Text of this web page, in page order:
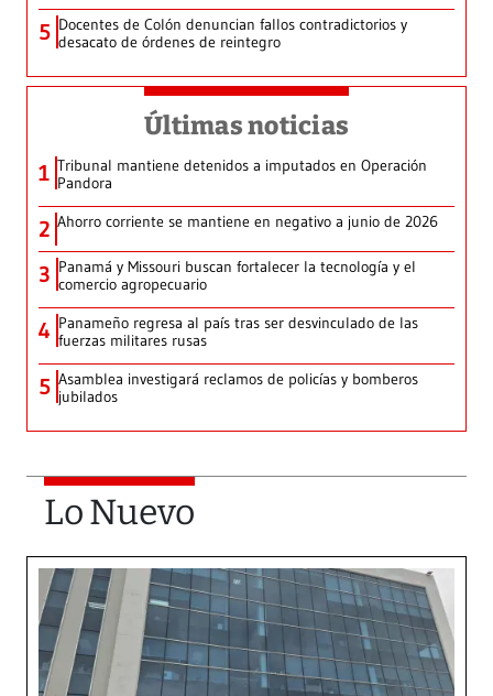
5 Docentes de Colón denuncian fallos contradictorios y
desacato de órdenes de reintegro
Últimas noticias
1 Tribunal mantiene detenidos a imputados en Operación
Pandora
2 Ahorro corriente se mantiene en negativo a junio de 2026
3 Panamá y Missouri buscan fortalecer la tecnología y el
comercio agropecuario
4 Panameño regresa al país tras ser desvinculado de las
fuerzas militares rusas
5 Asamblea investigará reclamos de policías y bomberos
jubilados
Lo Nuevo